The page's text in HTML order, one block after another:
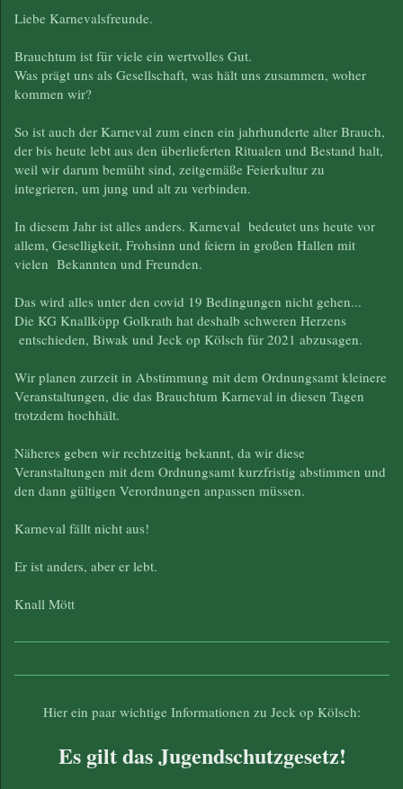
Liebe Karnevalsfreunde.
Brauchtum ist für viele ein wertvolles Gut.
Was prägt uns als Gesellschaft, was hält uns zusammen, woher
kommen wir?
So ist auch der Karneval zum einen ein jahrhunderte alter Brauch,
der bis heute lebt aus den überlieferten Ritualen und Bestand halt,
weil wir darum bemüht sind, zeitgemäße Feierkultur zu
integrieren, um jung und alt zu verbinden.
In diesem Jahr ist alles anders. Karneval bedeutet uns heute vor
allem, Geselligkeit, Frohsinn und feiern in großen Hallen mit
vielen Bekannten und Freunden.
Das wird alles unter den covid 19 Bedingungen nicht gehen...
Die KG Knallköpp Golkrath hat deshalb schweren Herzens
entschieden, Biwak und Jeck op Kölsch für 2021 abzusagen.
Wir planen zurzeit in Abstimmung mit dem Ordnungsamt kleinere
Veranstaltungen, die das Brauchtum Karneval in diesen Tagen
trotzdem hochhält.
Näheres geben wir rechtzeitig bekannt, da wir diese
Veranstaltungen mit dem Ordnungsamt kurzfristig abstimmen und
den dann gültigen Verordnungen anpassen müssen.
Karneval fällt nicht aus!
Er ist anders, aber er lebt.
Knall Mött
Hier ein paar wichtige Informationen zu Jeck op Kölsch:
Es gilt das Jugendschutzgesetz!